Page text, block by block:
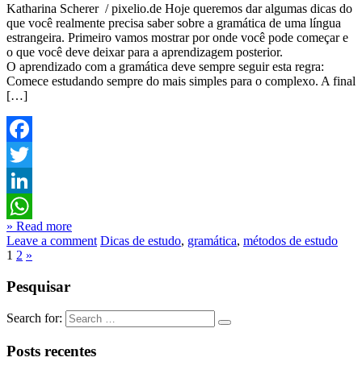
Katharina Scherer / pixelio.de Hoje queremos dar algumas dicas do
que você realmente precisa saber sobre a gramática de uma língua
estrangeira. Primeiro vamos mostrar por onde você pode começar e
o que você deve deixar para a aprendizagem posterior.
O aprendizado com a gramática deve sempre seguir esta regra:
Comece estudando sempre do mais simples para o complexo. A final
[…]
Facebook
Twitter
LinkedIn
WhatsApp
» Read more
Leave a comment Dicas de estudo, gramática, métodos de estudo
1 2 »
Pesquisar
Search for:
Posts recentes